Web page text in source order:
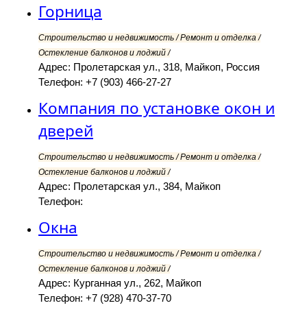
Горница
Строительство и недвижимость / Ремонт и отделка /
Остекление балконов и лоджий /
Адрес: Пролетарская ул., 318, Майкоп, Россия
Телефон: +7 (903) 466-27-27
Компания по установке окон и
дверей
Строительство и недвижимость / Ремонт и отделка /
Остекление балконов и лоджий /
Адрес: Пролетарская ул., 384, Майкоп
Телефон:
Окна
Строительство и недвижимость / Ремонт и отделка /
Остекление балконов и лоджий /
Адрес: Курганная ул., 262, Майкоп
Телефон: +7 (928) 470-37-70